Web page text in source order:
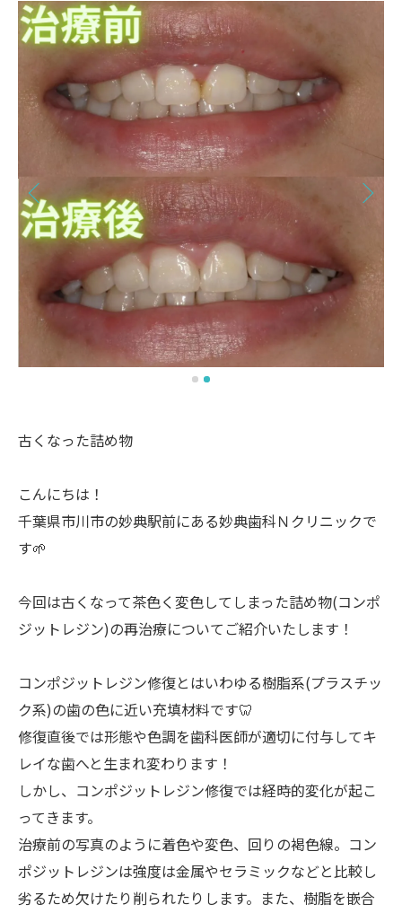
古くなった詰め物
こんにちは！
千葉県市川市の妙典駅前にある妙典歯科Ｎクリニックで
す🌱
今回は古くなって茶色く変色してしまった詰め物(コンポ
ジットレジン)の再治療についてご紹介いたします！
コンポジットレジン修復とはいわゆる樹脂系(プラスチッ
ク系)の歯の色に近い充填材料です🦷
修復直後では形態や色調を歯科医師が適切に付与してキ
レイな歯へと生まれ変わります！
しかし、コンポジットレジン修復では経時的変化が起こ
ってきます。
治療前の写真のように着色や変色、回りの褐色線。コン
ポジットレジンは強度は金属やセラミックなどと比較し
劣るため欠けたり削られたりします。また、樹脂を嵌合